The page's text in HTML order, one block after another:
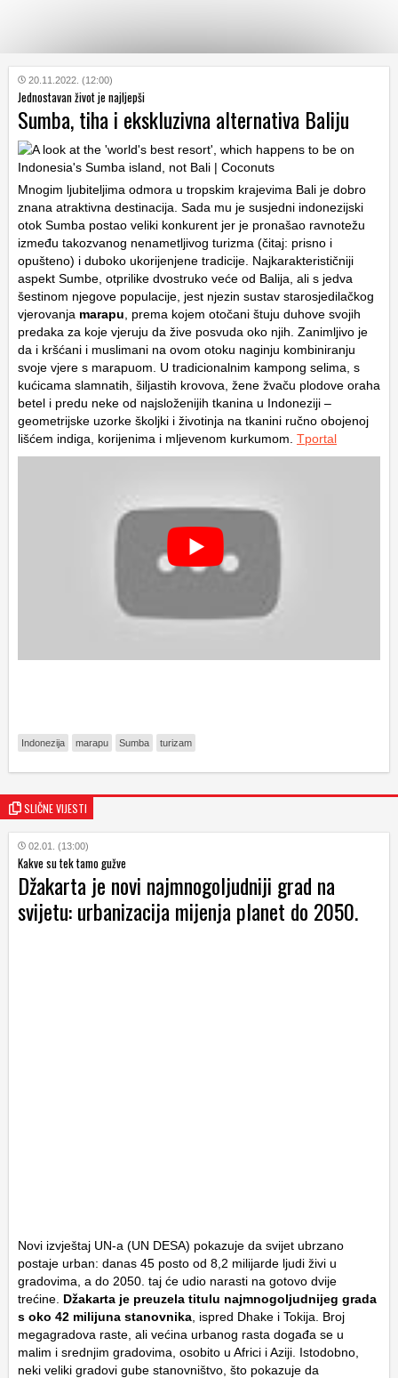
KATEGORIJE
HRVATSKI
WEB
20.11.2022. (12:00)
Jednostavan život je najljepši
Sumba, tiha i ekskluzivna alternativa Baliju
Mnogim ljubiteljima odmora u tropskim krajevima Bali je dobro
znana atraktivna destinacija. Sada mu je susjedni indonezijski
otok Sumba postao veliki konkurent jer je pronašao ravnotežu
između takozvanog nenametljivog turizma (čitaj: prisno i
opušteno) i duboko ukorijenjene tradicije. Najkarakterističniji
aspekt Sumbe, otprilike dvostruko veće od Balija, ali s jedva
šestinom njegove populacije, jest njezin sustav starosjedilačkog
vjerovanja marapu , prema kojem otočani štuju duhove svojih
predaka za koje vjeruju da žive posvuda oko njih. Zanimljivo je
da i kršćani i muslimani na ovom otoku naginju kombiniranju
svoje vjere s marapuom. U tradicionalnim kampong selima, s
kućicama slamnatih, šiljastih krovova, žene žvaču plodove oraha
betel i predu neke od najsloženijih tkanina u Indoneziji –
geometrijske uzorke školjki i životinja na tkanini ručno obojenoj
lišćem indiga, korijenima i mljevenom kurkumom. Tportal
Indonezija marapu Sumba turizam
SLIČNE VIJESTI
02.01. (13:00)
Kakve su tek tamo gužve
Džakarta je novi najmnogoljudniji grad na
svijetu: urbanizacija mijenja planet do 2050.
Novi izvještaj UN-a (UN DESA) pokazuje da svijet ubrzano
postaje urban: danas 45 posto od 8,2 milijarde ljudi živi u
gradovima, a do 2050. taj će udio narasti na gotovo dvije
trećine. Džakarta je preuzela titulu najmnogoljudnijeg grada
s oko 42 milijuna stanovnika , ispred Dhake i Tokija. Broj
megagradova raste, ali većina urbanog rasta događa se u
malim i srednjim gradovima, osobito u Africi i Aziji. Istodobno,
neki veliki gradovi gube stanovništvo, što pokazuje da